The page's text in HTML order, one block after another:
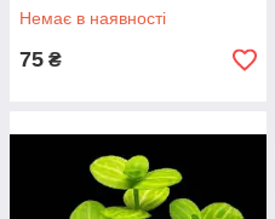
Немає в наявності
75 ₴